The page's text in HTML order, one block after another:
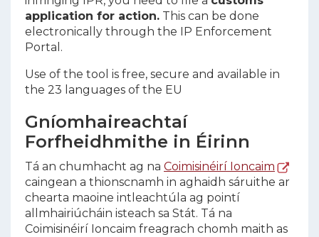
application for action. This can be done
electronically through the IP Enforcement
Portal.
Use of the tool is free, secure and available in
the 23 languages of the EU
Gníomhaireachtaí
Forfheidhmithe in Éirinn
Tá an chumhacht ag na Coimisinéirí Ioncaim
caingean a thionscnamh in aghaidh sáruithe ar
chearta maoine intleachtúla ag pointí
allmhairiúcháin isteach sa Stát. Tá na
Coimisinéirí Ioncaim freagrach chomh maith as